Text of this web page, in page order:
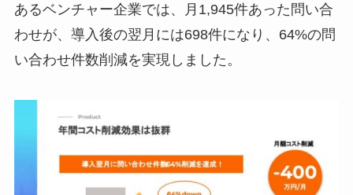
あるベンチャー企業では、月1,945件あった問い合
わせが、導入後の翌月には698件になり、64%の問
い合わせ件数削減を実現しました。